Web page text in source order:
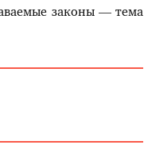
законы — тема